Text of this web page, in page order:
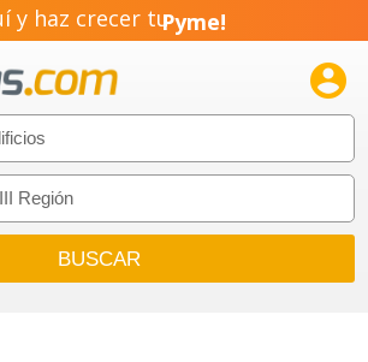
y haz crecer tuPyme!
Emprendimiento!
